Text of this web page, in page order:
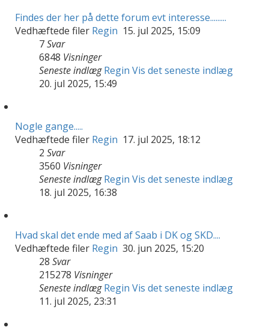
Findes der her på dette forum evt interesse.........
Vedhæftede filer Regin 15. jul 2025, 15:09
7Svar
6848 Visninger
Seneste indlægRegin Vis det seneste indlæg
20. jul 2025, 15:49
Nogle gange.....
Vedhæftede filer Regin 17. jul 2025, 18:12
2 Svar
3560 Visninger
Seneste indlægRegin Vis det seneste indlæg
18. jul 2025, 16:38
Hvad skal det ende med af Saab i DK og SKD....
Vedhæftede filer Regin 30. jun 2025, 15:20
28 Svar
215278 Visninger
Seneste indlægRegin Vis det seneste indlæg
11. jul 2025, 23:31